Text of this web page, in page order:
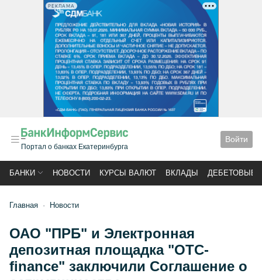
РЕКЛАМА
Портал о банках Екатеринбурга
Войти
БАНКИ НОВОСТИ КУРСЫ ВАЛЮТ ВКЛАДЫ ДЕБЕТОВЫЕ
Главная Новости
ОАО "ПРБ" и Электронная
депозитная площадка "OTC-
finance" заключили Соглашение о